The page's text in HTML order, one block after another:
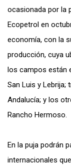
ocasionada por la
Ecopetrol en
economía, con la
producción, cuya
los campos están
San Luis y Lebrija;
Andalucía; y los
Rancho Hermoso.
En la puja podrán
internacionales